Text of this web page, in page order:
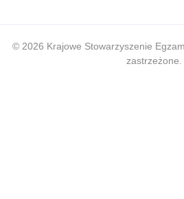
© 2026 Krajowe Stowarzyszenie
zastrzeżone.